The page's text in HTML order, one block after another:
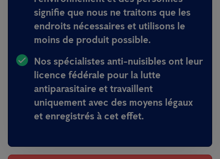
signifie que nous ne traitons que les
endroits nécessaires et utilisons le
moins de produit possible.
Nos spécialistes anti-nuisibles ont leur
licence fédérale pour la lutte
antiparasitaire et travaillent
uniquement avec des moyens légaux
et enregistrés à cet effet.